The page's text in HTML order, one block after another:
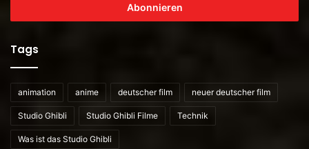
Mailadresse
Tags
animation anime deutscher film neuer deutscher film
Studio Ghibli Studio Ghibli Filme Technik
Was ist das Studio Ghibli